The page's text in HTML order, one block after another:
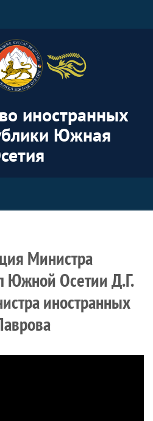
иностранных
Южная
Министра
Южной Осетии Д.Г.
иностранных